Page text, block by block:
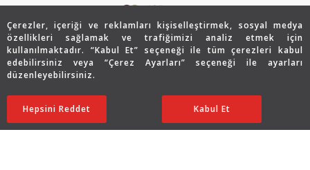
Çerezler, içeriği ve reklamları kişiselleştirmek, sosyal medya
özellikleri sağlamak ve trafiğimizi analiz etmek için
kullanılmaktadır. “Kabul Et” seçeneği ile tüm çerezleri kabul
edebilirsiniz veya “Çerez Ayarları” seçeneği ile ayarları
düzenleyebilirsiniz.
Ayarları Düzenle
Hepsini Reddet Kabul Et
92.772 TL
46.386TL SATIN ALIN
© 2026 Assos Diamond
Copyright © 2026 Assos Pırlanta - Bu sitenin tüm hakları